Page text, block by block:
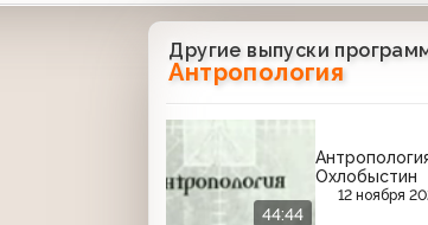
Другие выпуски
Антропология
44:44
Охлобыстин
12 ноября